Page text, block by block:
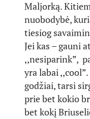
Maljorką.
nuobodybė,
tiesiog
Jei kas – gauni
,,nesiparink”,
yra labai
godžiai, tarsi
prie bet kokio
bet kokį